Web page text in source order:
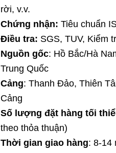
rời, v.v.
Chứng nhận: Tiêu chuẩn
Điều tra: SGS, TUV, Kiểm
Nguồn gốc: Hồ Bắc/Hà
Trung Quốc
Cảng: Thanh Đảo, Thiên
Cảng
Số lượng đặt hàng tối
theo thỏa thuận)
Thời gian giao hàng: 8-14